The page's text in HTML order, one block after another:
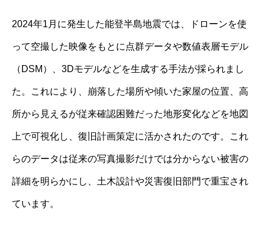
2024年1月に発生した能登半島地震では、ドローンを使
って空撮した映像をもとに点群データや数値表層モデル
（DSM）、3Dモデルなどを生成する手法が採られまし
た。これにより、崩落した場所や傾いた家屋の位置、高
所から見えるが従来確認困難だった地形変化などを地図
上で可視化し、復旧計画策定に活かされたのです。これ
らのデータは従来の写真撮影だけでは分からない被害の
詳細を明らかにし、土木設計や災害復旧部門で重宝され
ています。